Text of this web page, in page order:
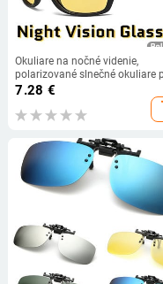
Okuliare na nočné videnie,
polarizované slnečné okuliare
mužov, outdoorové športové
cyklistické slnečné okuliare,
oslneniu, zrkadlové tienidlá pre
7.28 €